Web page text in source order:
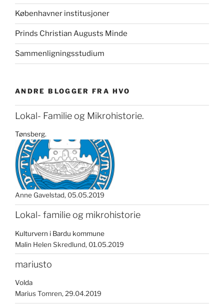
Københavner institusjoner
Prinds Christian Augusts Minde
Sammenligningsstudium
ANDRE BLOGGER FRA HVO
Lokal- Familie og Mikrohistorie.
Tønsberg.
Anne Gavelstad 05.05.2019
Lokal- familie og mikrohistorie
Kulturvern i Bardu kommune
Malin Helen Skredlund 01.05.2019
mariusto
Volda
Marius Tomren 29.04.2019